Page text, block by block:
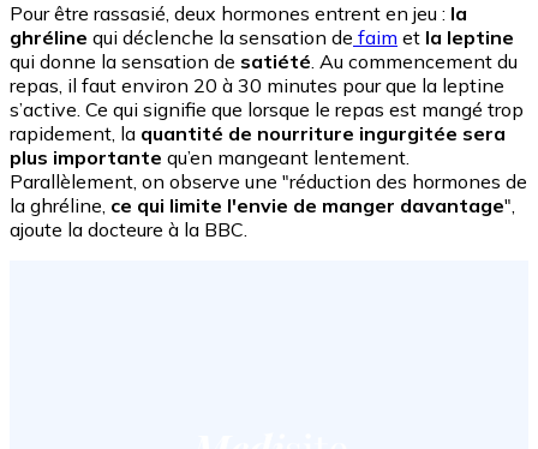
Pour être rassasié, deux hormones entrent en jeu : la
ghréline qui déclenche la sensation de faim et la leptine
qui donne la sensation de satiété. Au commencement du
repas, il faut environ 20 à 30 minutes pour que la leptine
s’active. Ce qui signifie que lorsque le repas est mangé trop
rapidement, la quantité de nourriture ingurgitée sera
plus importante qu’en mangeant lentement.
Parallèlement, on observe une "réduction des hormones de
la ghréline, ce qui limite l'envie de manger davantage",
ajoute la docteure à la BBC.